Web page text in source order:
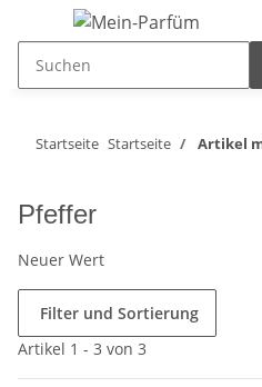
Startseite Startseite Artikel
Pfeffer
Neuer Wert
Filter und Sortierung
Artikel 1 - 3 von 3